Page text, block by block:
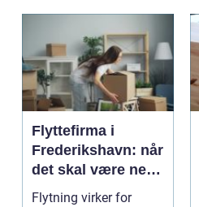
Flyttefirma i
Frederikshavn: når
det skal være nemt
at komme videre
Flytning virker for